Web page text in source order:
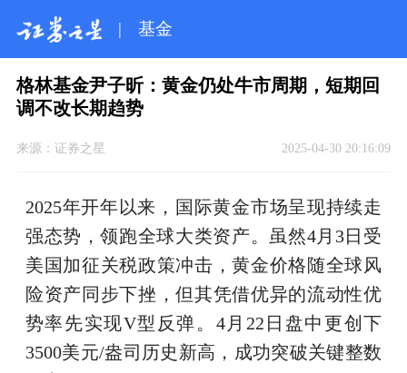
| 基金
格林基金尹子昕：黄金仍处牛市周期，短期回
调不改长期趋势
来源： 证券之星 2025-04-30 20:16:09
2025年开年以来，国际黄金市场呈现持续走
强态势，领跑全球大类资产。虽然4月3日受
美国加征关税政策冲击，黄金价格随全球风
险资产同步下挫，但其凭借优异的流动性优
势率先实现V型反弹。4月22日盘中更创下
3500美元/盎司历史新高，成功突破关键整数